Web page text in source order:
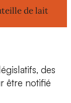
de lait
des
être notifié